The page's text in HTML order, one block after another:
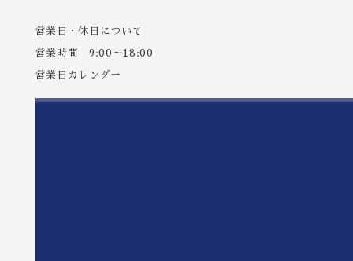
営業日・休日について
営業時間 9:00～18:00
営業日カレンダー